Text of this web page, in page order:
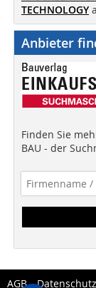
TECHNOLOGY
Anbieter
Finden Sie
BAU - der
AGB Datenschutz